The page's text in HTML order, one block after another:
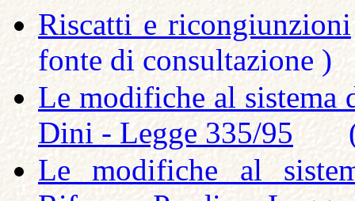
Riscatti e ricongiunzioni
fonte di consultazione )
Le modifiche al sistema
Dini - Legge 335/95
Le modifiche al